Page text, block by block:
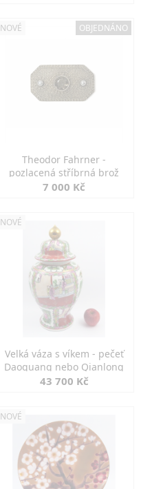
NOVÉ OBJEDNÁNO
Theodor Fahrner -
pozlacená stříbrná brož
7 000 Kč
NOVÉ
Velká váza s víkem - pečeť
Daoguang nebo Qianlong
43 700 Kč
NOVÉ